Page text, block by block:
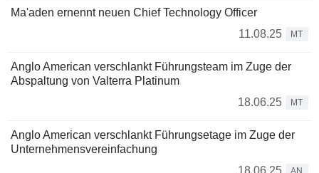
Ma'aden ernennt neuen Chief Technology Officer
11.08.25
MT
Anglo American verschlankt Führungsteam im Zuge der
Abspaltung von Valterra Platinum
18.06.25
MT
Anglo American verschlankt Führungsetage im Zuge der
Unternehmensvereinfachung
AN